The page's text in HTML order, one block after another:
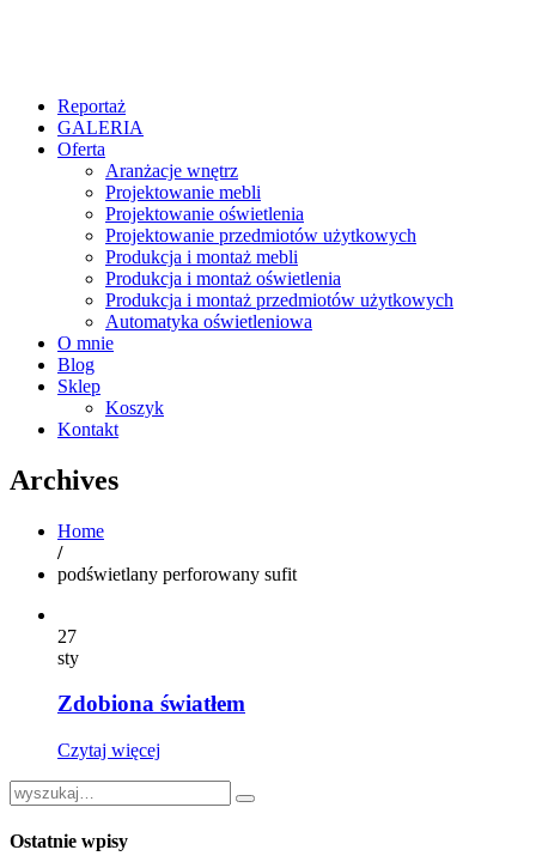
Reportaż
GALERIA
Oferta
Aranżacje wnętrz
Projektowanie mebli
Projektowanie oświetlenia
Projektowanie przedmiotów użytkowych
Produkcja i montaż mebli
Produkcja i montaż oświetlenia
Produkcja i montaż przedmiotów użytkowych
Automatyka oświetleniowa
O mnie
Blog
Sklep
Koszyk
Kontakt
Archives
Home
/
podświetlany perforowany sufit
27
sty
Zdobiona światłem
Czytaj więcej
Ostatnie wpisy